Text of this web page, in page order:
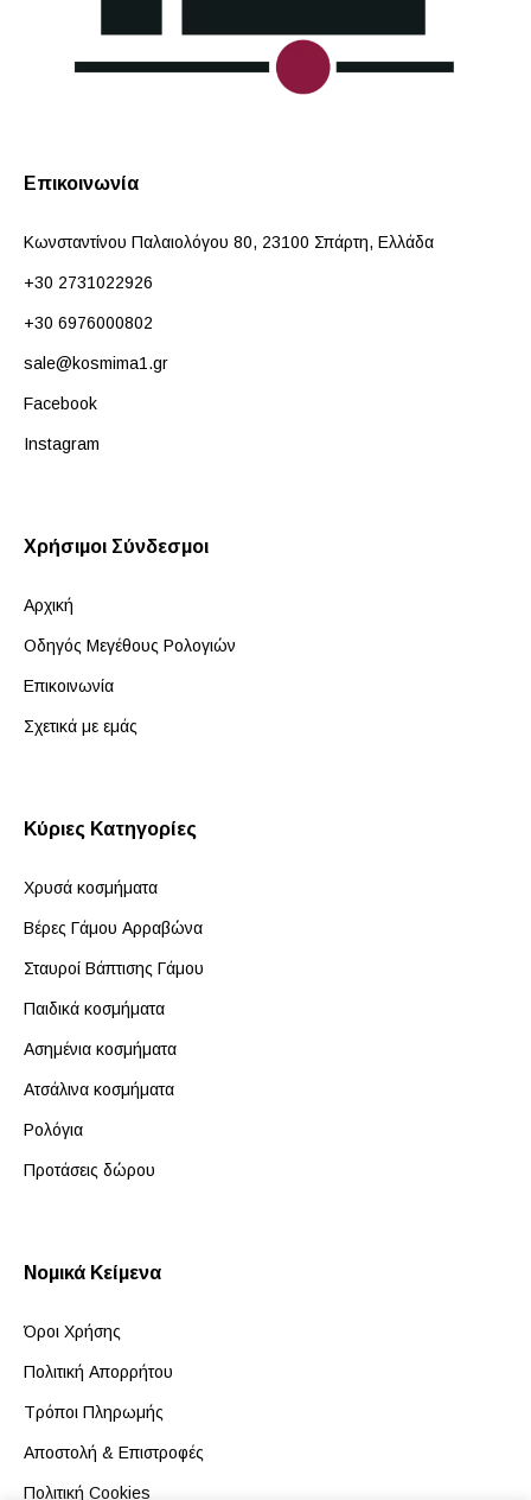
Επικοινωνία
Κωνσταντίνου Παλαιολόγου 80, 23100 Σπάρτη, Ελλάδα
+30 2731022926
+30 6976000802
sale@kosmima1.gr
Facebook
Instagram
Χρήσιμοι Σύνδεσμοι
Αρχική
Οδηγός Μεγέθους Ρολογιών
Επικοινωνία
Σχετικά με εμάς
Κύριες Κατηγορίες
Χρυσά κοσμήματα
Βέρες Γάμου Αρραβώνα
Σταυροί Βάπτισης Γάμου
Παιδικά κοσμήματα
Ασημένια κοσμήματα
Ατσάλινα κοσμήματα
Ρολόγια
Προτάσεις δώρου
Νομικά Κείμενα
Όροι Χρήσης
Πολιτική Απορρήτου
Τρόποι Πληρωμής
Αποστολή & Επιστροφές
Πολιτική Cookies